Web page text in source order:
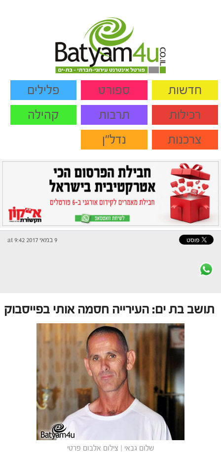
חדשות ספורט
פלילים
רכילות
תרבות
קהילה
צרכנות
נדל"ן
9 במאי 2017 at 9:42
תושב בת ים: העירייה חסמה אותי בפייסבוק
שלום גבאי | צילום אלבום פרטי